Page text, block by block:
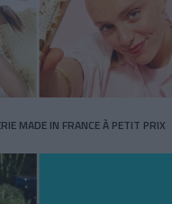
MADE IN FRANCE À PETIT PRIX